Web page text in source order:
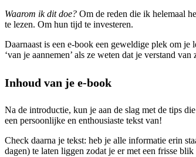
Waarom ik dit doe? Om de reden die ik helemaal
te lezen. Om hun tijd te investeren.
Daarnaast is een e-book een geweldige plek om
‘van je aannemen’ als ze weten dat je verstand
Inhoud van je e-book
Na de introductie, kun je aan de slag met de tips
een persoonlijke en enthousiaste tekst van!
Check daarna je tekst: heb je alle informatie erin
dagen) te laten liggen zodat je er met een frisse